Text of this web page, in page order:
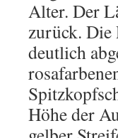
Alter. Der
zurück. Die
deutlich
Höhe der